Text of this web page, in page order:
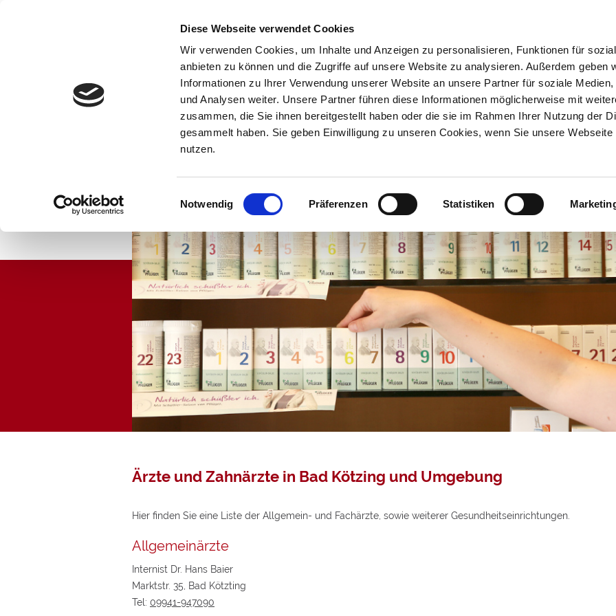
Diese Webseite verwendet Cookies
Wir verwenden Cookies, um Inhalte und Anzeigen zu personalisieren, Funktionen für
anbieten zu können und die Zugriffe auf unsere Website zu analysieren. Außerdem geben
Informationen zu Ihrer Verwendung unserer Website an unsere Partner für soziale Medien,
und Analysen weiter. Unsere Partner führen diese Informationen möglicherweise mit
zusammen, die Sie ihnen bereitgestellt haben oder die sie im Rahmen Ihrer Nutzung der
gesammelt haben. Sie geben Einwilligung zu unseren Cookies, wenn Sie unsere Webseite
nutzen.
Einwilligungsauswahl
Notwendig Präferenzen Statistiken
Telefon
Home
Gut zu wissen
Lieferservice
Unser Service
Unser Team
Flyer
Aktionen
Kundenkonto
Darmberatung
Mikronährstoffe
Chinesische Medizin (TCM)
TCM-Bestellungen
TCM Infos für Patienten
TCM Infos für Verordner
TCM Bestandteile
TCM-Forum
Weidinger Mischungen
TCM - Wellness-Tee
TCM Bücher
Kosmetik-
Marken
LaRoche-
Eucerin
Ärzte und Zahnärzte in Bad Kötzing und Umgebung
Hier finden Sie eine Liste der Allgemein- und Fachärzte, sowie weiterer Gesundheitseinrichtungen.
Allgemeinärzte
Internist Dr. Hans Baier
Marktstr. 35, Bad Kötzting
Tel: 09941-947090